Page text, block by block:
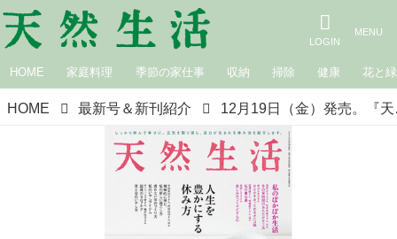
HOME 家庭料理 季節の家仕事 収納 掃除 健康 花と緑
HOME 最新号＆新刊紹介 12